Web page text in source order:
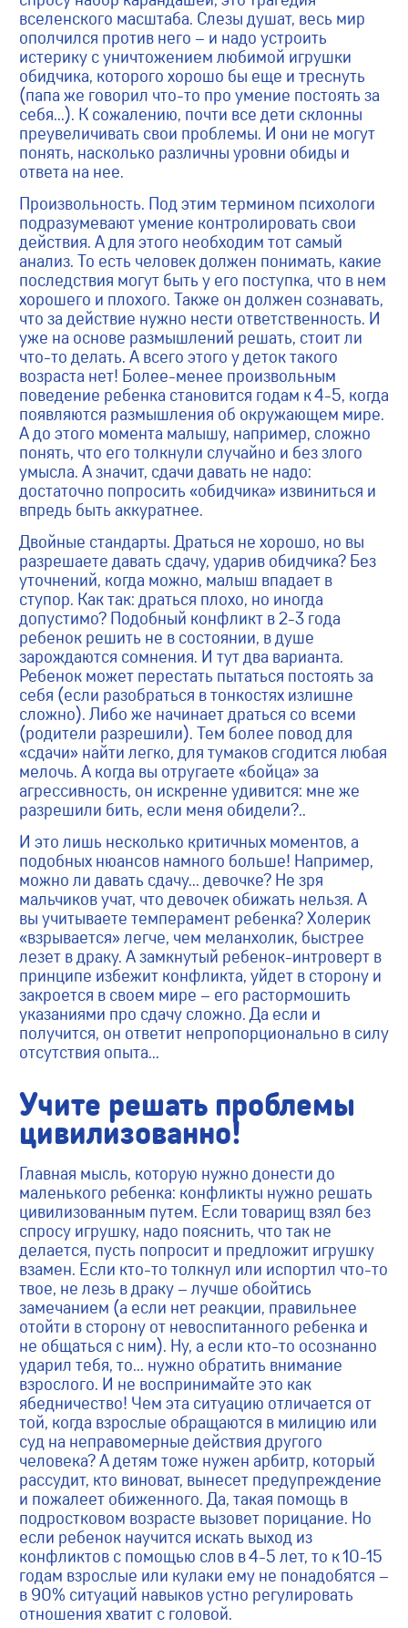
вселенского масштаба. Слезы душат, весь мир
ополчился против него – и надо устроить
истерику с уничтожением любимой игрушки
обидчика, которого хорошо бы еще и треснуть
(папа же говорил что-то про умение постоять за
себя…). К сожалению, почти все дети склонны
преувеличивать свои проблемы. И они не могут
понять, насколько различны уровни обиды и
ответа на нее.
Произвольность. Под этим термином психологи
подразумевают умение контролировать свои
действия. А для этого необходим тот самый
анализ. То есть человек должен понимать, какие
последствия могут быть у его поступка, что в нем
хорошего и плохого. Также он должен сознавать,
что за действие нужно нести ответственность. И
уже на основе размышлений решать, стоит ли
что-то делать. А всего этого у деток такого
возраста нет! Более-менее произвольным
поведение ребенка становится годам к 4-5, когда
появляются размышления об окружающем мире.
А до этого момента малышу, например, сложно
понять, что его толкнули случайно и без злого
умысла. А значит, сдачи давать не надо:
достаточно попросить «обидчика» извиниться и
впредь быть аккуратнее.
Двойные стандарты. Драться не хорошо, но вы
разрешаете давать сдачу, ударив обидчика? Без
уточнений, когда можно, малыш впадает в
ступор. Как так: драться плохо, но иногда
допустимо? Подобный конфликт в 2-3 года
ребенок решить не в состоянии, в душе
зарождаются сомнения. И тут два варианта.
Ребенок может перестать пытаться постоять за
себя (если разобраться в тонкостях излишне
сложно). Либо же начинает драться со всеми
(родители разрешили). Тем более повод для
«сдачи» найти легко, для тумаков сгодится любая
мелочь. А когда вы отругаете «бойца» за
агрессивность, он искренне удивится: мне же
разрешили бить, если меня обидели?..
И это лишь несколько критичных моментов, а
подобных нюансов намного больше! Например,
можно ли давать сдачу… девочке? Не зря
мальчиков учат, что девочек обижать нельзя. А
вы учитываете темперамент ребенка? Холерик
«взрывается» легче, чем меланхолик, быстрее
лезет в драку. А замкнутый ребенок-интроверт в
принципе избежит конфликта, уйдет в сторону и
закроется в своем мире – его растормошить
указаниями про сдачу сложно. Да если и
получится, он ответит непропорционально в силу
отсутствия опыта...
Учите решать проблемы
цивилизованно!
Главная мысль, которую нужно донести до
маленького ребенка: конфликты нужно решать
цивилизованным путем. Если товарищ взял без
спросу игрушку, надо пояснить, что так не
делается, пусть попросит и предложит игрушку
взамен. Если кто-то толкнул или испортил что-то
твое, не лезь в драку – лучше обойтись
замечанием (а если нет реакции, правильнее
отойти в сторону от невоспитанного ребенка и
не общаться с ним). Ну, а если кто-то осознанно
ударил тебя, то… нужно обратить внимание
взрослого. И не воспринимайте это как
ябедничество! Чем эта ситуацию отличается от
той, когда взрослые обращаются в милицию или
суд на неправомерные действия другого
человека? А детям тоже нужен арбитр, который
рассудит, кто виноват, вынесет предупреждение
и пожалеет обиженного. Да, такая помощь в
подростковом возрасте вызовет порицание. Но
если ребенок научится искать выход из
конфликтов с помощью слов в 4-5 лет, то к 10-15
годам взрослые или кулаки ему не понадобятся –
в 90% ситуаций навыков устно регулировать
отношения хватит с головой.